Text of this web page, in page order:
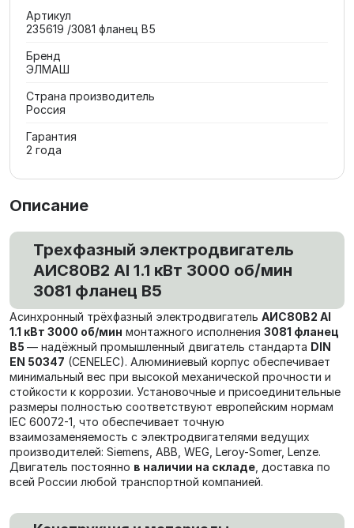
Артикул
235619 /3081 фланец В5
Бренд
ЭЛМАШ
Страна производитель
Россия
Гарантия
2 года
Описание
Трехфазный электродвигатель
АИС80В2 Al 1.1 кВт 3000 об/мин
3081 фланец В5
Асинхронный трёхфазный электродвигатель АИС80В2 Al
1.1 кВт 3000 об/мин монтажного исполнения 3081 фланец
В5 — надёжный промышленный двигатель стандарта DIN
EN 50347 (CENELEC). Алюминиевый корпус обеспечивает
минимальный вес при высокой механической прочности и
стойкости к коррозии. Установочные и присоединительные
размеры полностью соответствуют европейским нормам
IEC 60072-1, что обеспечивает точную
взаимозаменяемость с электродвигателями ведущих
производителей: Siemens, ABB, WEG, Leroy-Somer, Lenze.
Двигатель постоянно в наличии на складе , доставка по
всей России любой транспортной компанией.